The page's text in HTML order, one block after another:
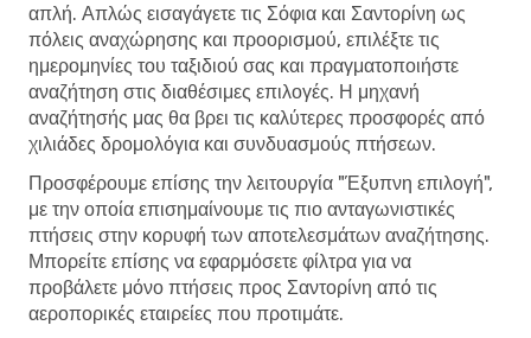
απλή. Απλώς εισαγάγετε τις Σόφια και Σαντορίνη ως
πόλεις αναχώρησης και προορισμού, επιλέξτε τις
ημερομηνίες του ταξιδιού σας και πραγματοποιήστε
αναζήτηση στις διαθέσιμες επιλογές. Η μηχανή
αναζήτησής μας θα βρει τις καλύτερες προσφορές από
χιλιάδες δρομολόγια και συνδυασμούς πτήσεων.
Προσφέρουμε επίσης την λειτουργία "Έξυπνη επιλογή",
με την οποία επισημαίνουμε τις πιο ανταγωνιστικές
πτήσεις στην κορυφή των αποτελεσμάτων αναζήτησης.
Μπορείτε επίσης να εφαρμόσετε φίλτρα για να
προβάλετε μόνο πτήσεις προς Σαντορίνη από τις
αεροπορικές εταιρείες που προτιμάτε.